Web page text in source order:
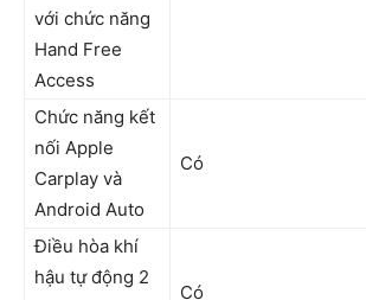
với chức năng
Hand Free
Access
Chức năng kết
nối Apple
Carplay và
Android Auto
Có
Điều hòa khí
hậu tự động 2
Có